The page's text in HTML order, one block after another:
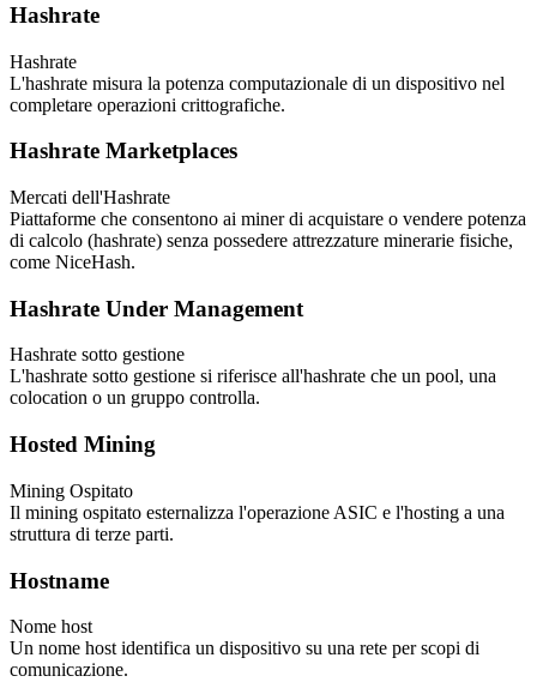
Hashrate
Hashrate
L'hashrate misura la potenza computazionale di un dispositivo nel
completare operazioni crittografiche.
Hashrate Marketplaces
Mercati dell'Hashrate
Piattaforme che consentono ai miner di acquistare o vendere potenza
di calcolo (hashrate) senza possedere attrezzature minerarie fisiche,
come NiceHash.
Hashrate Under Management
Hashrate sotto gestione
L'hashrate sotto gestione si riferisce all'hashrate che un pool, una
colocation o un gruppo controlla.
Hosted Mining
Mining Ospitato
Il mining ospitato esternalizza l'operazione ASIC e l'hosting a una
struttura di terze parti.
Hostname
Nome host
Un nome host identifica un dispositivo su una rete per scopi di
comunicazione.